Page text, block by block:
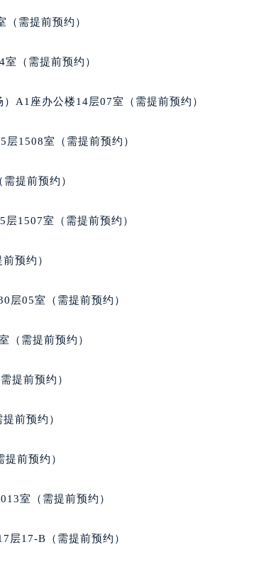
楼10层06室（需提前预约）
中心E座6楼10室（需提前预约）
楼A座10层1002室（需提前预约）
号华润万象城写字楼（鄂尔多斯大厦）23层2326室
融中心写字楼20层01室（需提前预约）
中心（需提前预约）
中心（需提前预约）
务中心（需提前预约）
服务中心（需提前预约）
天梭售后服务中心（需提前预约）
中心（需提前预约）
心（需提前预约）
服务中心（需提前预约）
中心（需提前预约）
需提前预约）
（需提前预约）
A1座办公楼14层07室（需提前预约）
1508室（需提前预约）
提前预约）
1507室（需提前预约）
预约）
层05室（需提前预约）
（需提前预约）
提前预约）
前预约）
前预约）
室（需提前预约）
层17-B（需提前预约）